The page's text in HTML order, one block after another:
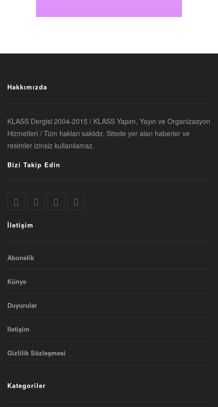
Hakkımızda
KLASS Dergisi 2004-2015 / KLASS Yapım, Yayın ve Organizasyon
Hizmetleri / Tüm hakları saklıdır. Sitede yer alan haberler ve
resimler izinsiz kullanılamaz.
Bizi Takip Edin
İletişim
Abonelik
Künye
Duyurular
Iletişim
Gizlilik Sözleşmesi
Kategoriler